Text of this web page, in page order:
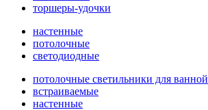
торшеры-удочки
настенные
потолочные
светодиодные
потолочные светильники для ванной
встраиваемые
настенные